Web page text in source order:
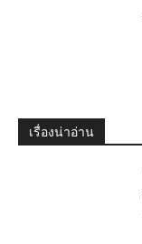
เรื่องน่าอ่าน